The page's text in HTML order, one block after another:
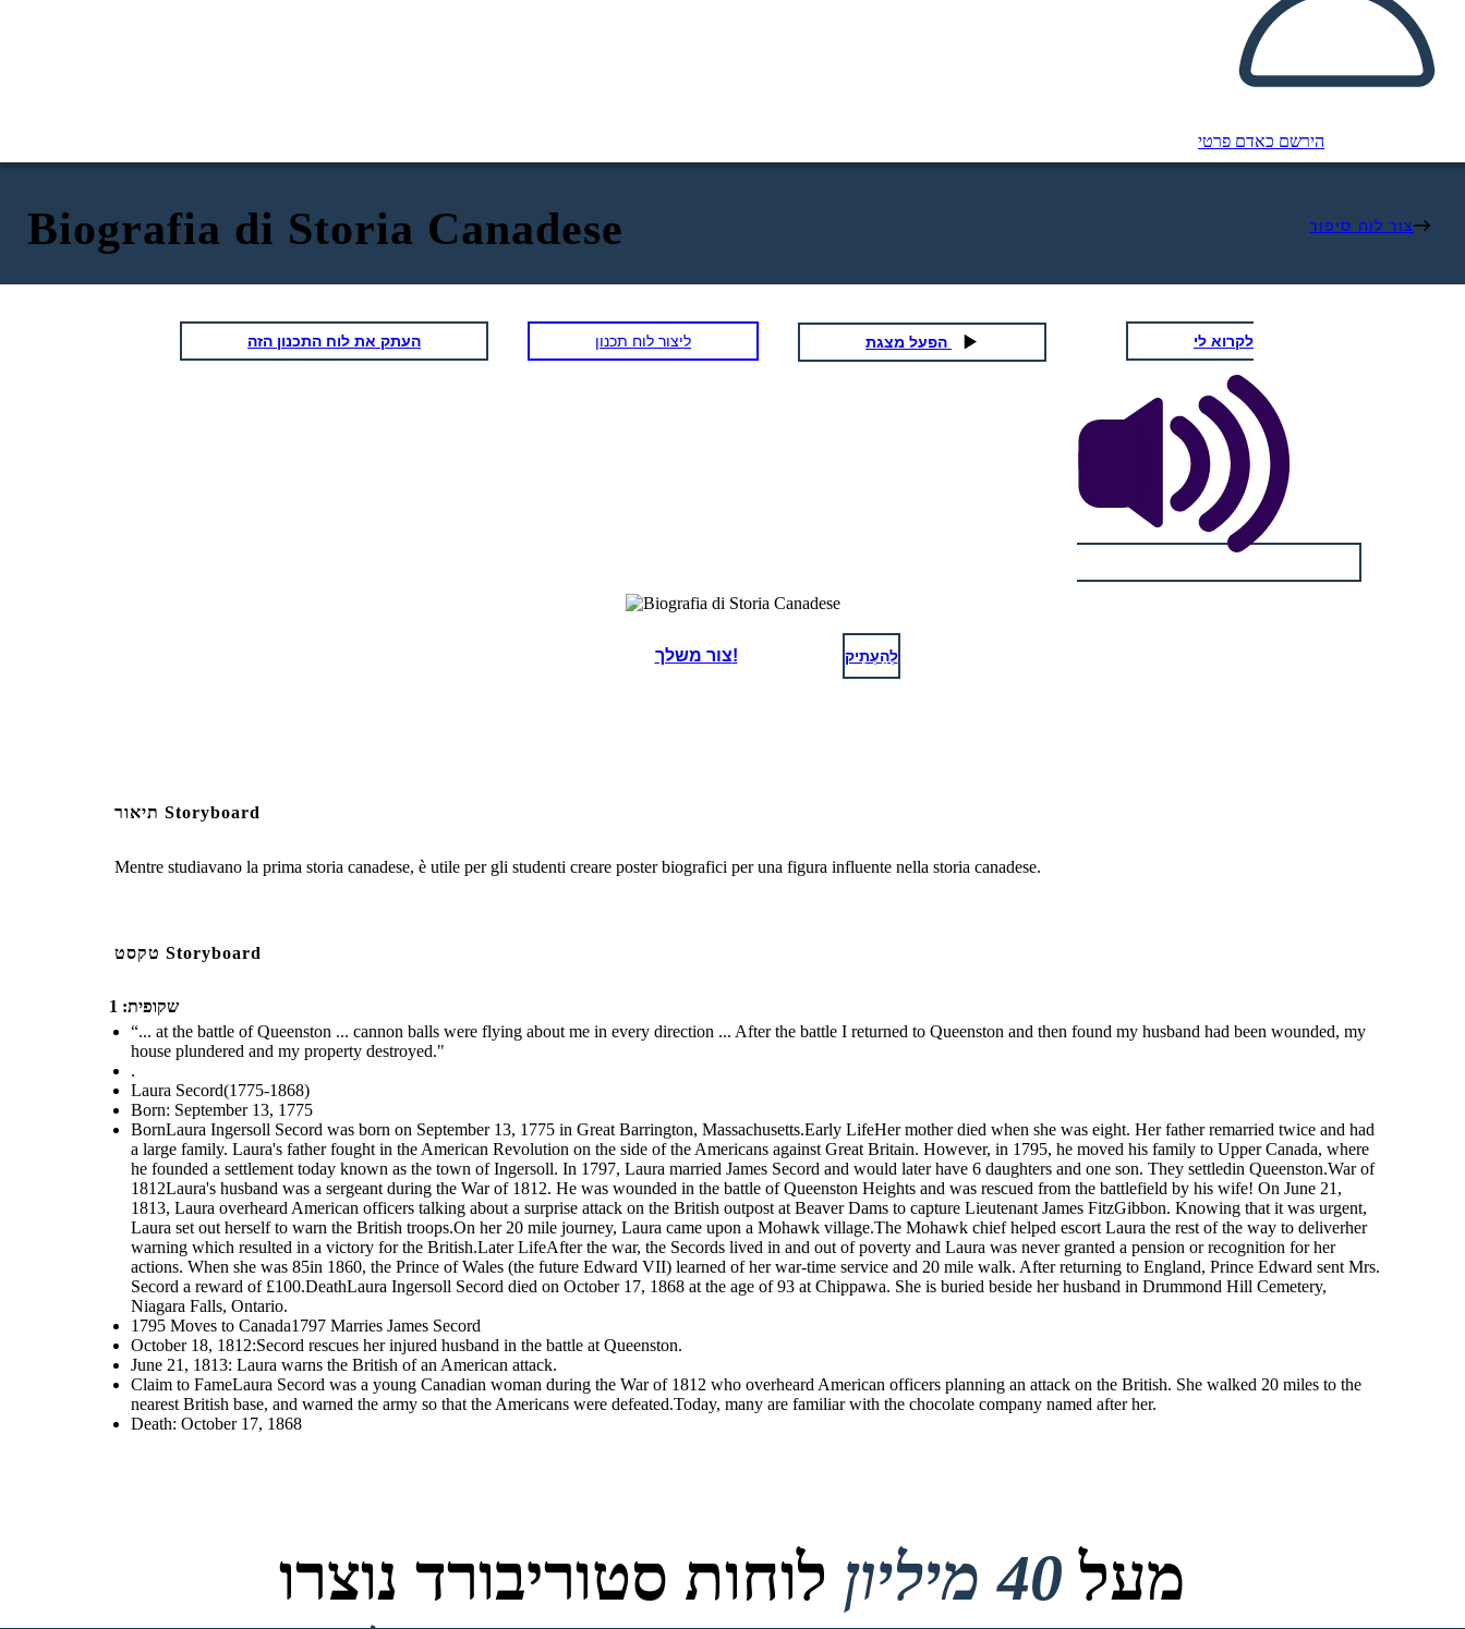
הירשם כאדם פרטי
Biografia di Storia Canadese צור לוח סיפור
העתק את לוח התכנון הזה ליצור לוח תכנון לקרוא לי
צור משלך! לְהַעְתִיק
תיאור Storyboard
Mentre studiavano la prima storia canadese, è utile per gli studenti creare poster biografici per una figura influente nella storia canadese.
טקסט Storyboard
שקופית: 1
“... at the battle of Queenston ... cannon balls were flying about me in every direction ... After the battle I returned to Queenston and then found my husband had been wounded, my
house plundered and my property destroyed."
.
Laura Secord(1775-1868)
Born: September 13, 1775
BornLaura Ingersoll Secord was born on September 13, 1775 in Great Barrington, Massachusetts.Early LifeHer mother died when she was eight. Her father remarried twice and had
a large family. Laura's father fought in the American Revolution on the side of the Americans against Great Britain. However, in 1795, he moved his family to Upper Canada, where
he founded a settlement today known as the town of Ingersoll. In 1797, Laura married James Secord and would later have 6 daughters and one son. They settledin Queenston.War of
1812Laura's husband was a sergeant during the War of 1812. He was wounded in the battle of Queenston Heights and was rescued from the battlefield by his wife! On June 21,
1813, Laura overheard American officers talking about a surprise attack on the British outpost at Beaver Dams to capture Lieutenant James FitzGibbon. Knowing that it was urgent,
Laura set out herself to warn the British troops.On her 20 mile journey, Laura came upon a Mohawk village.The Mohawk chief helped escort Laura the rest of the way to deliverher
warning which resulted in a victory for the British.Later LifeAfter the war, the Secords lived in and out of poverty and Laura was never granted a pension or recognition for her
actions. When she was 85in 1860, the Prince of Wales (the future Edward VII) learned of her war-time service and 20 mile walk. After returning to England, Prince Edward sent Mrs.
Secord a reward of £100.DeathLaura Ingersoll Secord died on October 17, 1868 at the age of 93 at Chippawa. She is buried beside her husband in Drummond Hill Cemetery,
Niagara Falls, Ontario.
1795 Moves to Canada1797 Marries James Secord
October 18, 1812:Secord rescues her injured husband in the battle at Queenston.
June 21, 1813: Laura warns the British of an American attack.
Claim to FameLaura Secord was a young Canadian woman during the War of 1812 who overheard American officers planning an attack on the British. She walked 20 miles to the
nearest British base, and warned the army so that the Americans were defeated.Today, many are familiar with the chocolate company named after her.
Death: October 17, 1868
מעל 40 מיליון לוחות סטוריבורד נוצרו